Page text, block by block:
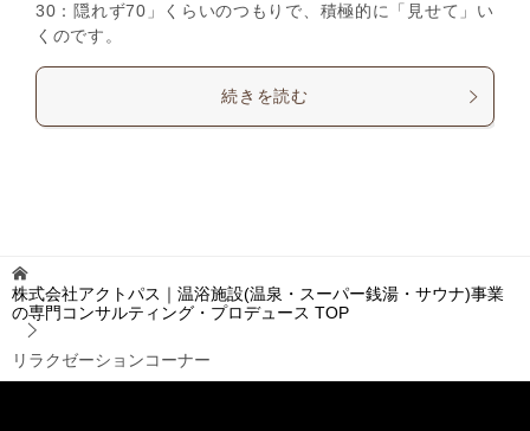
30：隠れず70」くらいのつもりで、積極的に「見せて」い
くのです。
続きを読む
株式会社アクトパス｜温浴施設(温泉・スーパー銭湯・サウナ)事業
の専門コンサルティング・プロデュース TOP
リラクゼーションコーナー